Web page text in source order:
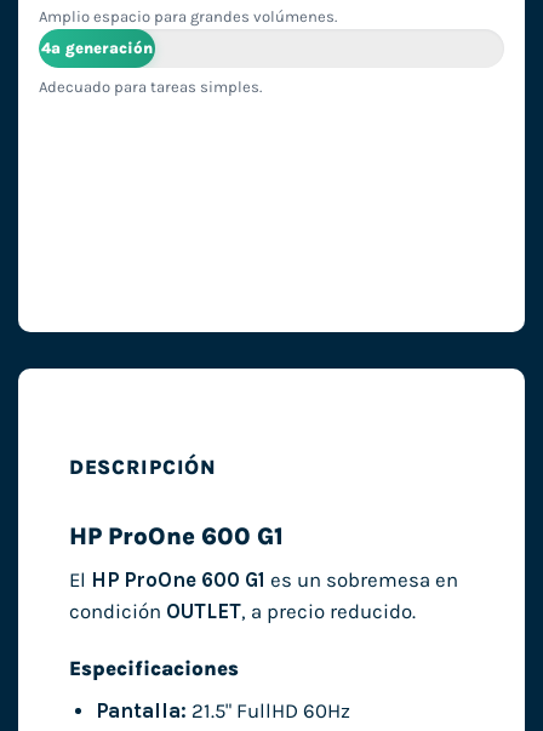
Amplio espacio para grandes volúmenes.
4ª generación
Adecuado para tareas simples.
DESCRIPCIÓN
HP ProOne 600 G1
El HP ProOne 600 G1 es un sobremesa en
condición OUTLET, a precio reducido.
Especificaciones
Pantalla: 21.5" FullHD 60Hz